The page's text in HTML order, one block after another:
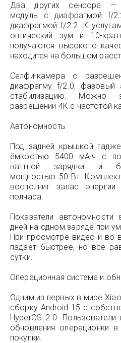
Два других сенсора —
модуль с диафрагмой f/
диафрагмой f/2.2. К
оптический зум и 10-
получаются высокого
находится на большом
Селфи-камера с
диафрагму f/2.0, фазовый
стабилизацию. Можно
разрешении 4K с частотой
Автономность
Под задней крышкой
ёмкостью 5400 мА·ч с
ваттной зарядки и
мощностью 50 Вт.
восполнит запас
полчаса.
Показатели автономности
дней на одном заряде при
При просмотре видео и во
падает быстрее, но всё
сутки.
Операционная система и
Одним из первых в мире
сборку Android 15 с
HyperOS 2.0.
обновления операционки
покупки.